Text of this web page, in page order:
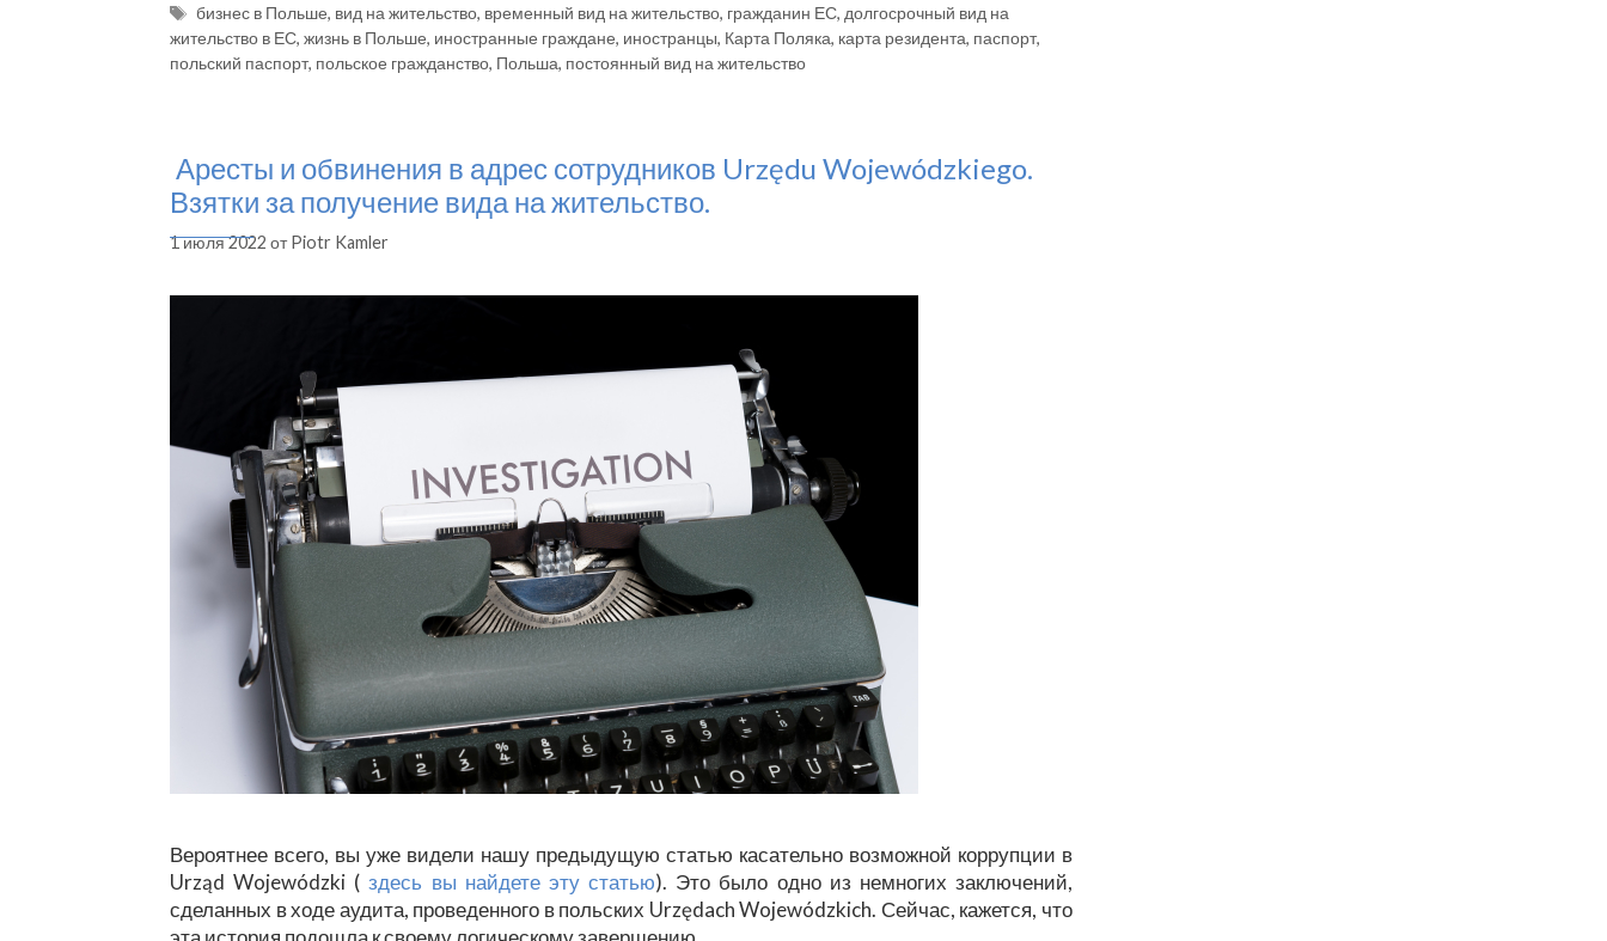
Метки
бизнес в Польше, вид на жительство, временный вид на жительство, гражданин ЕС, долгосрочный вид на
жительство в ЕС, жизнь в Польше, иностранные граждане, иностранцы, Карта Поляка, карта резидента, паспорт,
польский паспорт, польское гражданство, Польша, постоянный вид на жительство
Аресты и обвинения в адрес сотрудников Urzędu Wojewódzkiego.
Взятки за получение вида на жительство.
1 июля 2022 отPiotr Kamler
Вероятнее всего, вы уже видели нашу предыдущую статью касательно возможной коррупции в
Urząd Wojewódzki ( здесь вы найдете эту статью). Это было одно из немногих заключений,
сделанных в ходе аудита, проведенного в польских Urzędach Wojewódzkich. Сейчас, кажется, что